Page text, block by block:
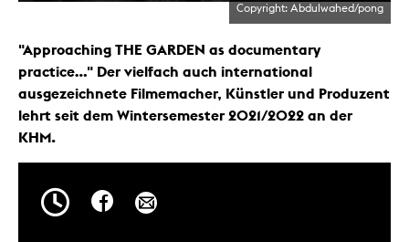
Copyright: Abdulwahed/pong
"Approaching THE GARDEN as documentary
practice…" Der vielfach auch international
ausgezeichnete Filmemacher, Künstler und Produzent
lehrt seit dem Wintersemester 2021/2022 an der
KHM.